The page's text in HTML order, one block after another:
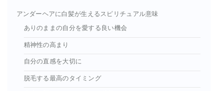
アンダーヘアに白髪が生えるスピリチュアル意味
ありのままの自分を愛する良い機会
精神性の高まり
自分の直感を大切に
脱毛する最高のタイミング